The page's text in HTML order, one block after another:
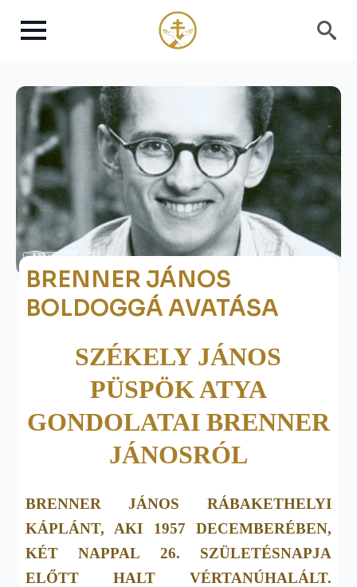
BRENNER JÁNOS
BOLDOGGÁ AVATÁSA
SZÉKELY JÁNOS
PÜSPÖK ATYA
GONDOLATAI BRENNER
JÁNOSRÓL
BRENNER JÁNOS RÁBAKETHELYI
KÁPLÁNT, AKI 1957 DECEMBERÉBEN,
KÉT NAPPAL 26. SZÜLETÉSNAPJA
ELŐTT HALT VÉRTANÚHALÁLT.